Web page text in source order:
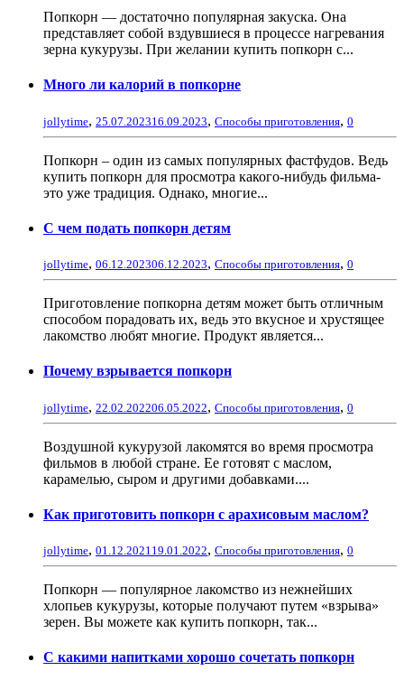
Попкорн — достаточно популярная закуска. Она
представляет собой вздувшиеся в процессе нагревания
зерна кукурузы. При желании купить попкорн с...
Много ли калорий в попкорне
jollytime, 25.07.202316.09.2023, Способы приготовления, 0
Попкорн – один из самых популярных фастфудов. Ведь
купить попкорн для просмотра какого-нибудь фильма-
это уже традиция. Однако, многие...
С чем подать попкорн детям
jollytime, 06.12.202306.12.2023, Способы приготовления, 0
Приготовление попкорна детям может быть отличным
способом порадовать их, ведь это вкусное и хрустящее
лакомство любят многие. Продукт является...
Почему взрывается попкорн
jollytime, 22.02.202206.05.2022, Способы приготовления, 0
Воздушной кукурузой лакомятся во время просмотра
фильмов в любой стране. Ее готовят с маслом,
карамелью, сыром и другими добавками....
Как приготовить попкорн с арахисовым маслом?
jollytime, 01.12.202119.01.2022, Способы приготовления, 0
Попкорн — популярное лакомство из нежнейших
хлопьев кукурузы, которые получают путем «взрыва»
зерен. Вы можете как купить попкорн, так...
С какими напитками хорошо сочетать попкорн